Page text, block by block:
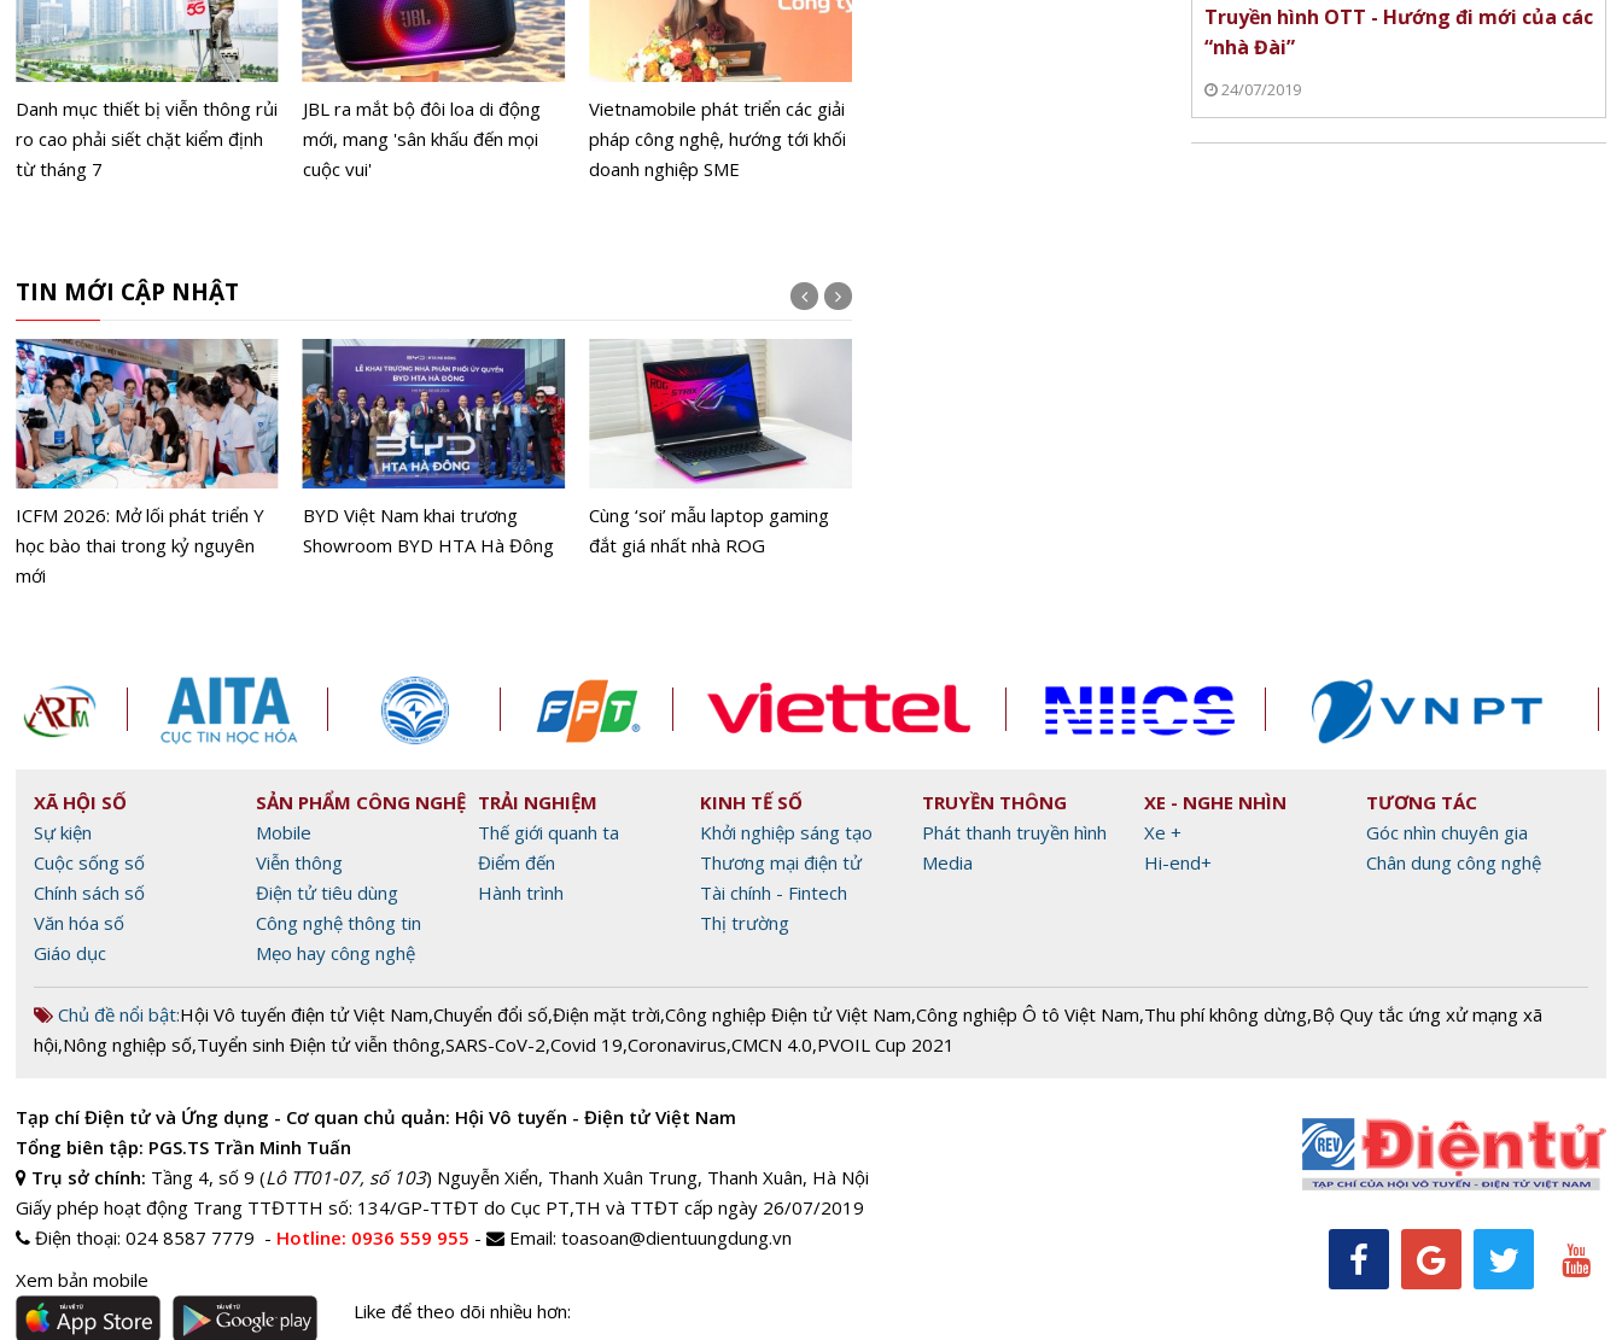
Danh mục thiết bị viễn thông rủi
ro cao phải siết chặt kiểm định
từ tháng 7
JBL ra mắt bộ đôi loa di động
mới, mang 'sân khấu đến mọi
cuộc vui'
Vietnamobile phát triển các giải
pháp công nghệ, hướng tới khối
doanh nghiệp SME
Meta thừa nhận sự cố
Instagram và cam kết sớm khắc
TIN MỚI CẬP NHẬT
ICFM 2026: Mở lối phát triển Y
học bào thai trong kỷ nguyên
mới
BYD Việt Nam khai trương
Showroom BYD HTA Hà Đông
Cùng ‘soi’ mẫu laptop gaming
đắt giá nhất nhà ROG
Truyền hình OTT - Hướng đi mới của các
“nhà Đài”
24/07/2019
XÃ HỘI SỐ
Sự kiện
Cuộc sống số
Chính sách số
Văn hóa số
Giáo dục
SẢN PHẨM CÔNG NGHỆ
Mobile
Viễn thông
Điện tử tiêu dùng
Công nghệ thông tin
Mẹo hay công nghệ
TRẢI NGHIỆM
Thế giới quanh ta
Điểm đến
Hành trình
KINH TẾ SỐ
Khởi nghiệp sáng tạo
Thương mại điện tử
Tài chính - Fintech
Thị trường
TRUYỀN THÔNG
Phát thanh truyền hình
Media
XE - NGHE NHÌN
Xe +
Hi-end+
TƯƠNG TÁC
Góc nhìn chuyên gia
Chân dung công nghệ
Chủ đề nổi bật:Hội Vô tuyến điện tử Việt Nam,Chuyển đổi số,Điện mặt trời,Công nghiệp Điện tử Việt Nam,Công nghiệp Ô tô Việt Nam,Thu phí không dừng,Bộ Quy tắc ứng xử mạng xã
hội,Nông nghiệp số,Tuyển sinh Điện tử viễn thông,SARS-CoV-2,Covid 19,Coronavirus,CMCN 4.0,PVOIL Cup 2021
Tạp chí Điện tử và Ứng dụng - Cơ quan chủ quản: Hội Vô tuyến - Điện tử Việt Nam
Tổng biên tập: PGS.TS Trần Minh Tuấn
Trụ sở chính: Tầng 4, số 9 (Lô TT01-07, số 103) Nguyễn Xiển, Thanh Xuân Trung, Thanh Xuân, Hà Nội
Giấy phép hoạt động Trang TTĐTTH số: 134/GP-TTĐT do Cục PT,TH và TTĐT cấp ngày 26/07/2019
Điện thoại: 024 8587 7779 - Hotline: 0936 559 955 - Email: toasoan@dientuungdung.vn
Xem bản mobile
Like để theo dõi nhiều hơn: